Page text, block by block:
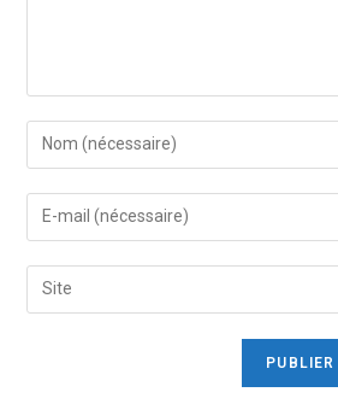
Enter
your
name
comment
Enter
your
email
address
Saisir
l’URL